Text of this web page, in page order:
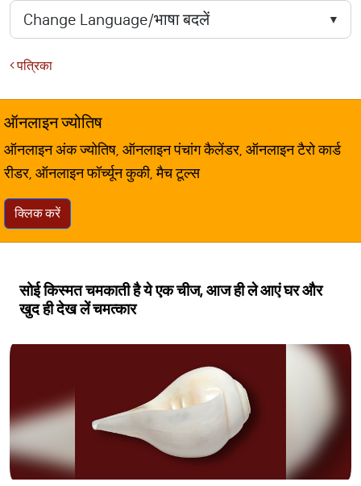
पत्रिका
ऑनलाइन ज्योतिष
ऑनलाइन अंक ज्योतिष, ऑनलाइन पंचांग कैलेंडर, ऑनलाइन टैरो कार्ड
रीडर, ऑनलाइन फॉर्च्यून कुकी, मैच टूल्स
क्लिक करें
सोई किस्मत चमकाती है ये एक चीज, आज ही ले आएं घर और
खुद ही देख लें चमत्कार